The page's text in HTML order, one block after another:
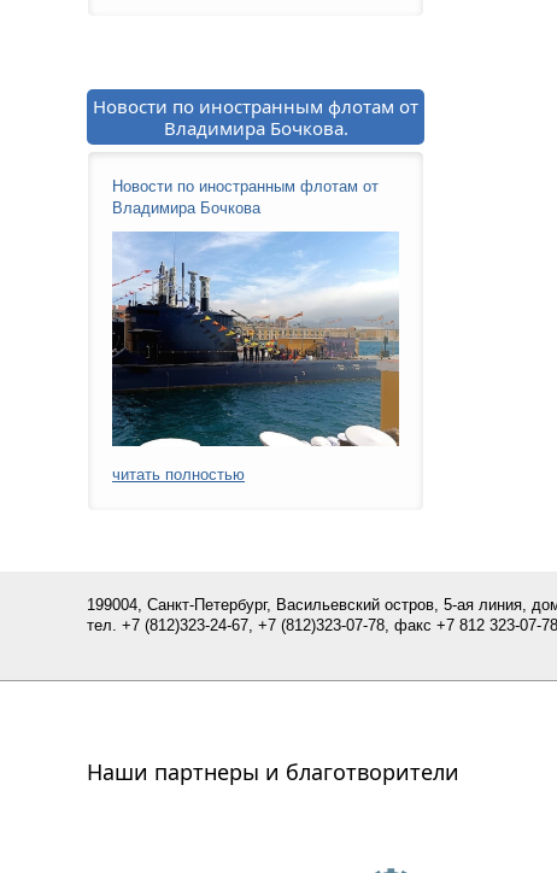
Новости по иностранным флотам от
Владимира Бочкова.
Новости по иностранным флотам от
Владимира Бочкова
читать полностью
199004, Санкт-Петербург, Васильевский остров, 5-ая линия,
тел. +7 (812)323-24-67, +7 (812)323-07-78, факс +7 812 323-07-
Наши партнеры и благотворители